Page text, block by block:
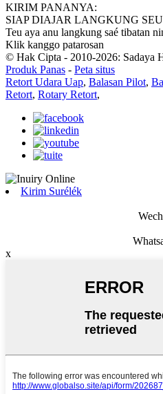
KIRIM PANANYA:
SIAP DIAJAR LANGKUNG
Teu aya anu langkung saé tibatan
Klik kanggo patarosan
© Hak Cipta - 2010-2026: Sadaya
Produk Panas - Peta situs
Retort Udara Uap, Balasan Pilot,
Retort, Rotary Retort,
Kirim Surélék
x